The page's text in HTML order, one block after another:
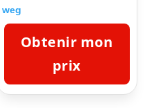
weg
Obtenir mon
prix